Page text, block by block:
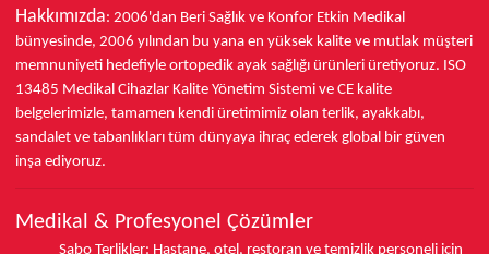
Hakkımızda: 2006'dan Beri Sağlık ve Konfor Etkin Medikal
bünyesinde, 2006 yılından bu yana en yüksek kalite ve mutlak müşteri
memnuniyeti hedefiyle ortopedik ayak sağlığı ürünleri üretiyoruz. ISO
13485 Medikal Cihazlar Kalite Yönetim Sistemi ve CE kalite
belgelerimizle, tamamen kendi üretimimiz olan terlik, ayakkabı,
sandalet ve tabanlıkları tüm dünyaya ihraç ederek global bir güven
inşa ediyoruz.
Medikal & Profesyonel Çözümler
Sabo Terlikler: Hastane, otel, restoran ve temizlik personeli için